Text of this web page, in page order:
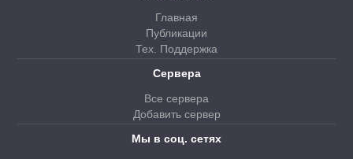
Главная
Публикации
Тех. Поддержка
Сервера
Все сервера
Добавить сервер
Мы в соц. сетях